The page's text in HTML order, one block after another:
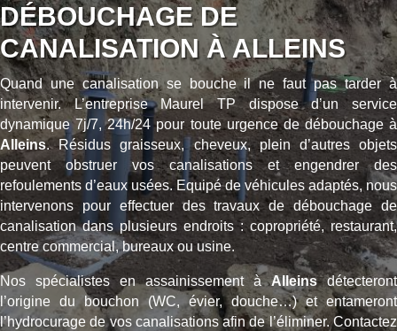
DÉBOUCHAGE DE
CANALISATION À ALLEINS
Quand une canalisation se bouche il ne faut pas tarder à
intervenir. L’entreprise Maurel TP dispose d’un service
dynamique 7j/7, 24h/24 pour toute urgence de débouchage à
Alleins. Résidus graisseux, cheveux, plein d’autres objets
peuvent obstruer vos canalisations et engendrer des
refoulements d’eaux usées. Equipé de véhicules adaptés, nous
intervenons pour effectuer des travaux de débouchage de
canalisation dans plusieurs endroits : copropriété, restaurant,
centre commercial, bureaux ou usine.
Nos spécialistes en assainissement àAlleinsdétecteront
l’origine du bouchon (WC, évier, douche…) et entameront
l’hydrocurage de vos canalisations afin de l’éliminer. Contactez